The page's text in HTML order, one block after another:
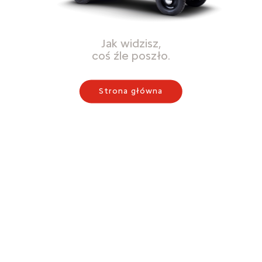
Jak widzisz,
coś źle poszło.
Strona główna